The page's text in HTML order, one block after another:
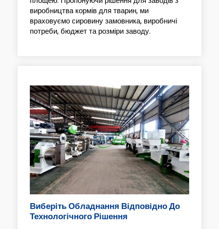
виробництва кормів для тварин, ми
враховуємо сировину замовника, виробничі
потреби, бюджет та розміри заводу.
Виберіть Обладнання Відповідно До
Технологічного Рішення